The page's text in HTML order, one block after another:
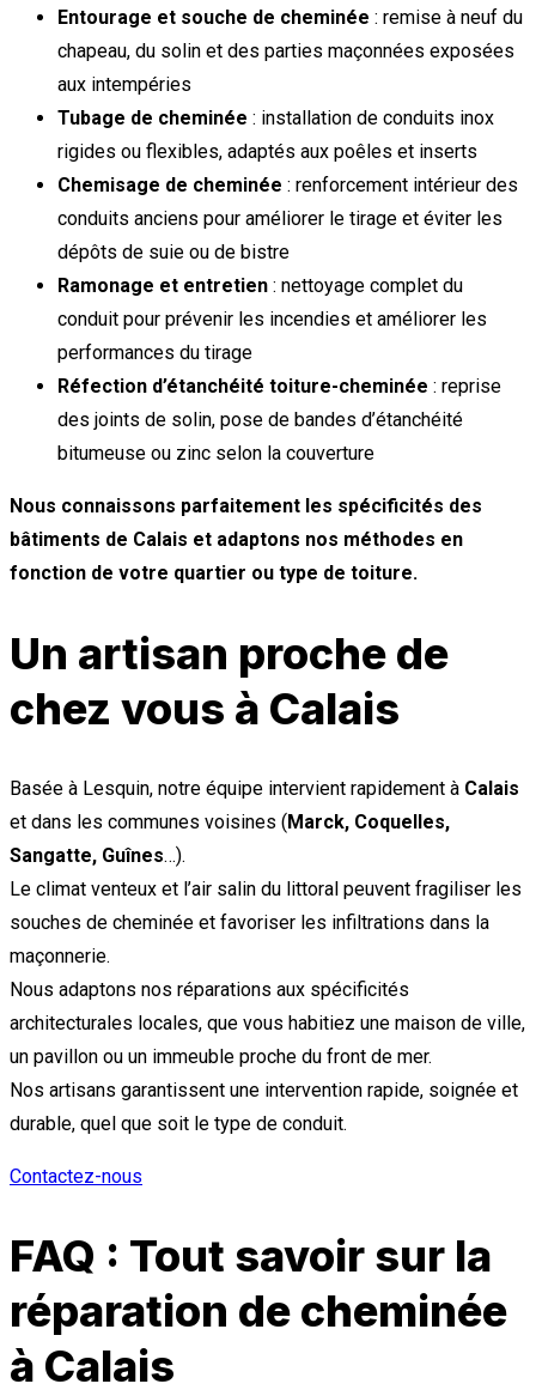
Entourage et souche de cheminée : remise à neuf du
chapeau, du solin et des parties maçonnées exposées
aux intempéries
Tubage de cheminée : installation de conduits inox
rigides ou flexibles, adaptés aux poêles et inserts
Chemisage de cheminée : renforcement intérieur des
conduits anciens pour améliorer le tirage et éviter les
dépôts de suie ou de bistre
Ramonage et entretien : nettoyage complet du
conduit pour prévenir les incendies et améliorer les
performances du tirage
Réfection d’étanchéité toiture-cheminée : reprise
des joints de solin, pose de bandes d’étanchéité
bitumeuse ou zinc selon la couverture
Nous connaissons parfaitement les spécificités des
bâtiments de Calais et adaptons nos méthodes en
fonction de votre quartier ou type de toiture.
Un artisan proche de
chez vous à Calais
Basée à Lesquin, notre équipe intervient rapidement à Calais
et dans les communes voisines (Marck, Coquelles,
Sangatte, Guînes…).
Le climat venteux et l’air salin du littoral peuvent fragiliser les
souches de cheminée et favoriser les infiltrations dans la
maçonnerie.
Nous adaptons nos réparations aux spécificités
architecturales locales, que vous habitiez une maison de ville,
un pavillon ou un immeuble proche du front de mer.
Nos artisans garantissent une intervention rapide, soignée et
durable, quel que soit le type de conduit.
Contactez-nous
FAQ : Tout savoir sur la
réparation de cheminée
à Calais